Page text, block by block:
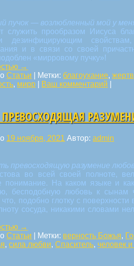
пучок — возлюбленный мой у
служить прообразом Иисуса
дезинфицирующим
и в связи со своей
«мирровому пучку»!
→
Статьи Метки: благоухание,
, мирр Ваш комментарий
19 ноября, 2021 Автор:admin
превосходящую разумение
во всей своей полноте,
понимание. На каком языке и
бесподобную любовь к сынам
что, подобно глотку с
сосуда, никакими словами
→
Статьи Метки: верность Божья,
,сила любви,Спаситель, человек